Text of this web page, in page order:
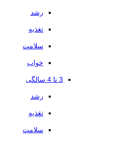
رشد
تغذیه
سلامت
خواب
3 تا 4 سالگی
رشد
تغذیه
سلامت